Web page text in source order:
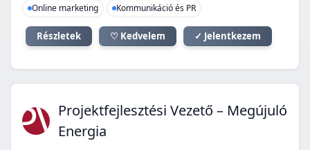
Online marketing
Kommunikáció és PR
Részletek ♡ Kedvelem ✓ Jelentkezem
PV Projektfejlesztési Vezető – Megújuló
Energia